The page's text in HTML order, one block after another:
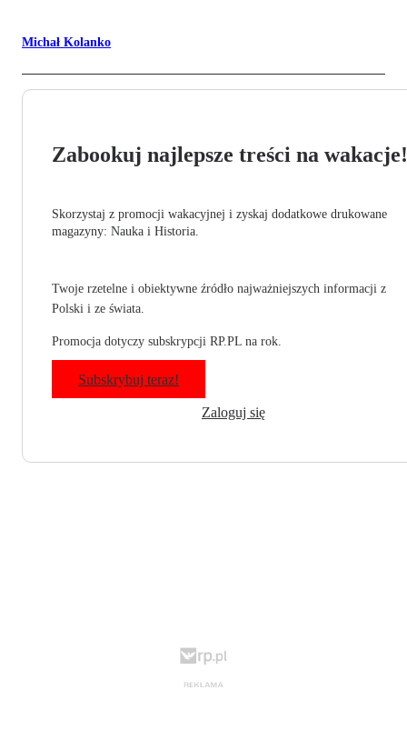
Michał Kolanko
Zabookuj najlepsze treści na wakacje!
Skorzystaj z promocji wakacyjnej i zyskaj dodatkowe drukowane
magazyny: Nauka i Historia.
Twoje rzetelne i obiektywne źródło najważniejszych informacji z
Polski i ze świata.
Promocja dotyczy subskrypcji RP.PL na rok.
Subskrybuj teraz!
Zaloguj się